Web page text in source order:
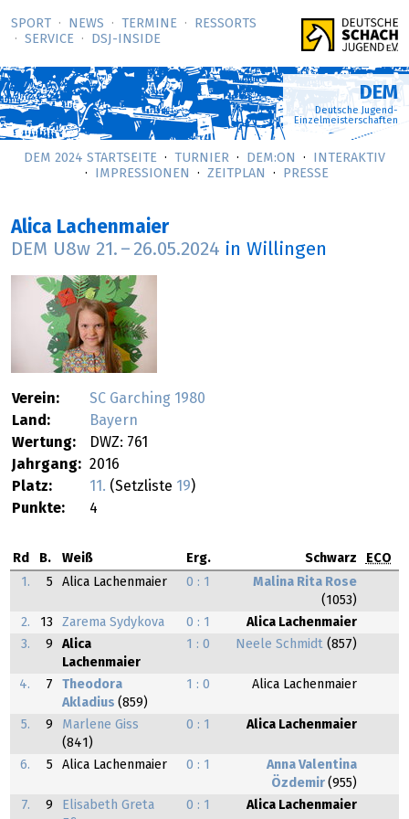
SPORT NEWS TERMINE
RESSORTS
SERVICE
DSJ-­INSIDE
DEM
Deutsche Jugend-
Einzelmeisterschaften
DEM 2024 STARTSEITE TURNIER DEM:ON
INTERAKTIV
IMPRESSIONEN
ZEITPLAN PRESSE
Alica Lachenmaier
DEM U8w 21. – 26.05.2024 in Willingen
Verein:
SC Garching 1980
Land:
Bayern
Wertung:
DWZ: 761
Jahrgang: 2016
Platz:
11. (Setzliste 19)
Punkte:
4
Rd B. Weiß Erg. Schwarz
ECO
1.
5 Alica Lachenmaier 0 : 1
Malina Rita Rose
(1053)
2.
13 Zarema Sydykova 0 : 1
Alica Lachenmaier
3.
9
Alica
Lachenmaier
1 : 0 Neele Schmidt (857)
4. 7
Theodora
Akladius (859)
1 : 0 Alica Lachenmaier
5. 9
Marlene Giss
(841)
0 : 1 Alica Lachenmaier
6. 5 Alica Lachenmaier 0 : 1
Anna Valentina
Özdemir (955)
7.
9
Elisabeth Greta
0 : 1 Alica Lachenmaier